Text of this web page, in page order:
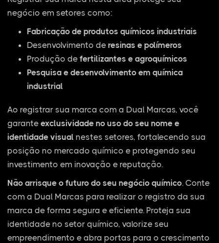
negócio em setores como:
Fabricação de produtos químicos industriais
Desenvolvimento de resinas e polímeros
Produção de fertilizantes e agroquímicos
Pesquisa e desenvolvimento em química
industrial
Ao registrar sua marca com a Dual Marcas, você
garante exclusividade no uso do seu nome e
identidade visual nestes setores, fortalecendo sua
posição no mercado químico e protegendo seu
investimento em inovação e reputação.
Não arrisque o futuro do seu negócio químico. Conte
com a Dual Marcas para realizar o registro da sua
marca de forma segura e eficiente. Proteja sua
identidade no setor químico, valorize seu
empreendimento e abra portas para o crescimento